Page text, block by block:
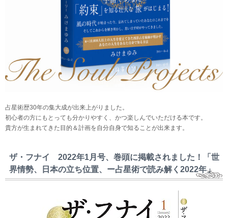
占星術歴30年の集大成が出来上がりました。
初心者の方にもとっても分かりやすく、かつ楽しんでいただける本です。
貴方が生まれてきた目的＆計画を自分自身で知ることが出来ます。
ザ・フナイ 2022年1月号、巻頭に掲載されました！「世
界情勢、日本の立ち位置、ー占星術で読み解く2022年」